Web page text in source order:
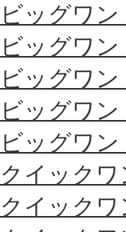
ビッグワン
ビッグワ
ビッグワ
ビッグワ
ビッグワ
クイック
クイック